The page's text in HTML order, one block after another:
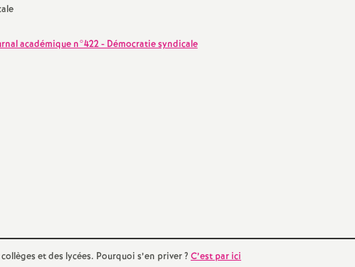
t
d
académique n°422 - Démocratie syndicale
et des lycées. Pourquoi s’en priver? C’est par ici